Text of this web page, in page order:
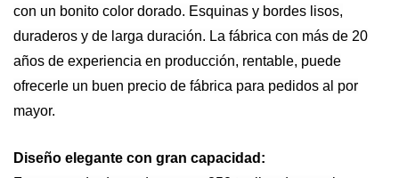
con un bonito color dorado. Esquinas y bordes lisos,
duraderos y de larga duración. La fábrica con más de 20
años de experiencia en producción, rentable, puede
ofrecerle un buen precio de fábrica para pedidos al por
mayor.
Diseño elegante con gran capacidad: